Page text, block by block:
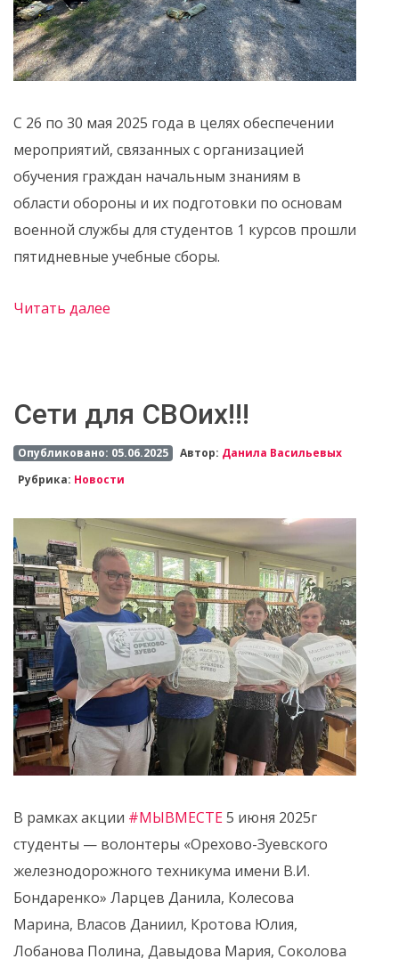
С 26 по 30 мая 2025 года в целях обеспечении
мероприятий, связанных с организацией
обучения граждан начальным знаниям в
области обороны и их подготовки по основам
военной службы для студентов 1 курсов прошли
пятидневные учебные сборы.
Читать далее
Сети для СВОих!!!
Опубликовано: 05.06.2025 Автор: Данила Васильевых
Рубрика: Новости
В рамках акции #МЫВМЕСТЕ5 июня 2025г
студенты — волонтеры «Орехово-Зуевского
железнодорожного техникума имени В.И.
Бондаренко» Ларцев Данила, Колесова
Марина, Власов Даниил, Кротова Юлия,
Лобанова Полина, Давыдова Мария, Соколова